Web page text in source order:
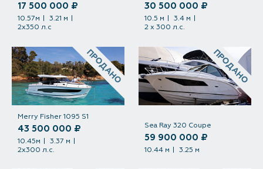
17 500 000 ₽
10.57м
3.21 м
2х350 л.с
30 500 000 ₽
10.5 м
3.4 м
2 х 300 л.с.
Merry Fisher 1095 S1
43 500 000 ₽
10.45м
3.37 м
2х300 л.с.
ПРОДАНО
Sea Ray 320 Coupe
59 900 000 ₽
10.44 м 3.25 м
ПРОДАНО